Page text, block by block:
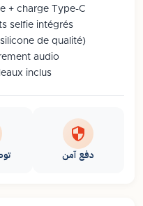
+ charge Type-C
selfie intégrés
de qualité)
audio
inclus
دفع آمن